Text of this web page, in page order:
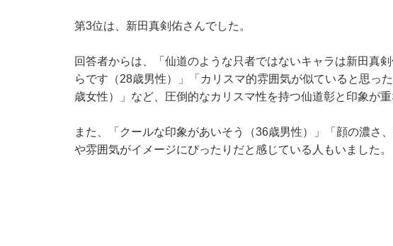
第3位は、新田真剣佑さんでした。
回答者からは、「仙道のような只者ではないキャラは新田真
らです（28歳男性）」「カリスマ的雰囲気が似ていると思っ
歳女性）」など、圧倒的なカリスマ性を持つ仙道彰と印象が
また、「クールな印象があいそう（36歳男性）」「顔の濃さ
や雰囲気がイメージにぴったりだと感じている人もいました。